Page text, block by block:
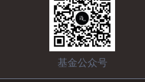
基金公众号